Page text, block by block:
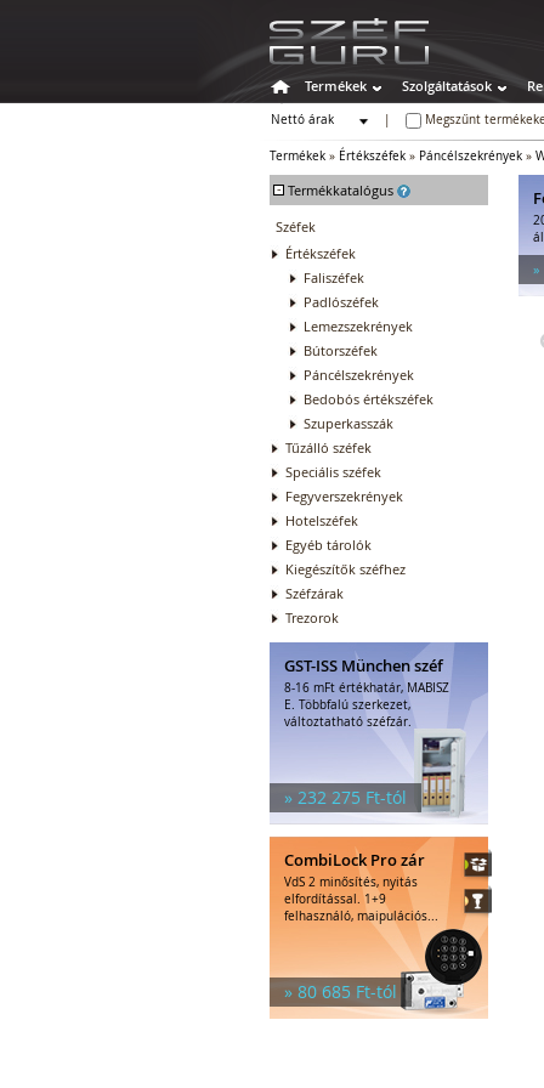
Termékek Szolgáltatások
Nettó árak
Megszűnt
Termékek » Értékszéfek » Páncélszekrények »
- Termékkatalógus
Széfek
Értékszéfek
Faliszéfek
Padlószéfek
Lemezszekrények
Bútorszéfek
Páncélszekrények
Bedobós értékszéfek
Szuperkasszák
Tűzálló széfek
Speciális széfek
Fegyverszekrények
Hotelszéfek
Egyéb tárolók
Kiegészítők széfhez
Széfzárak
Trezorok
GST-ISS München széf
8-16 mFt értékhatár, MABISZ
E. Többfalú szerkezet,
változtatható széfzár.
» 232 275 Ft-tól
CombiLock Pro zár
VdS 2 minősítés, nyitás
elfordítással. 1+9
felhasználó, maipulációs...
» 80 685 Ft-tól
»